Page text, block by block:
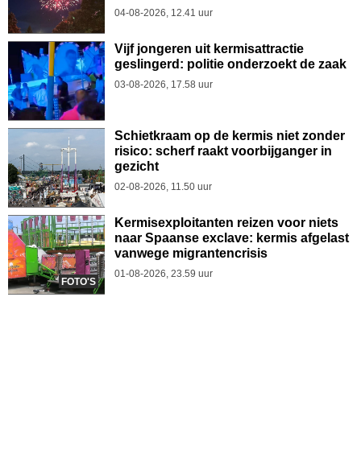
04-08-2026, 12.41 uur
Vijf jongeren uit kermisattractie
geslingerd: politie onderzoekt de zaak
03-08-2026, 17.58 uur
Schietkraam op de kermis niet zonder
risico: scherf raakt voorbijganger in
gezicht
02-08-2026, 11.50 uur
FOTO'S
Kermisexploitanten reizen voor niets
naar Spaanse exclave: kermis afgelast
vanwege migrantencrisis
01-08-2026, 23.59 uur